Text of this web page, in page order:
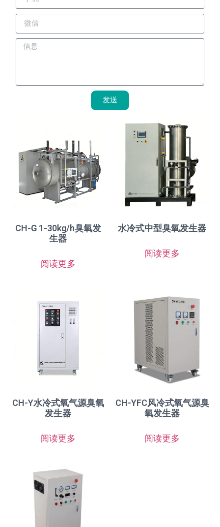
发送
CH-G 1-30kg/h臭氧发
生器
阅读更多
水冷式中型臭氧发生器
阅读更多
CH-Y水冷式氧气源臭氧
发生器
阅读更多
CH-YFC风冷式氧气源臭
氧发生器
阅读更多